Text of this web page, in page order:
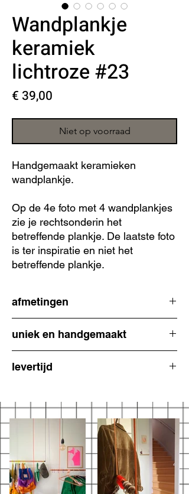
Wandplankje
keramiek
lichtroze #23
€ 39,00
Niet op voorraad
Handgemaakt keramieken
wandplankje.
Op de 4e foto met 4 wandplankjes
zie je rechtsonderin het
betreffende plankje. De laatste foto
is ter inspiratie en niet het
betreffende plankje.
afmetingen
7,5 cm hoog
6 cm breed op het breedte stuk
uniek en handgemaakt
handgevormd en uniek. Verwacht geen
zorg zodat je een gedetailleerde weergave
hebt van wat je krijgt. : )
levertijd